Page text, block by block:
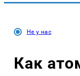
Не у нас
Как